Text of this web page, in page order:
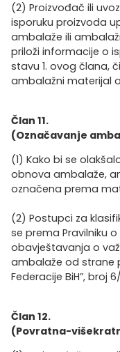
(2) Proizvođač ili
isporuku proizvoda
ambalaže ili
priloži informacije o
stavu 1. ovog člana,
ambalažni materijal
Član 11.
(Označavanje
(1) Kako bi se
obnova ambalaže,
označena prema
(2) Postupci za
se prema Pravilniku
obavještavanja o
ambalaže od strane
Federacije BiH”, broj
Član 12.
(Povratna-